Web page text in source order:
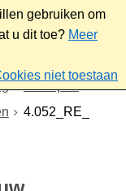
gebruiken om
u dit toe? Meer
niet toestaan
Wet open
4.052_RE_